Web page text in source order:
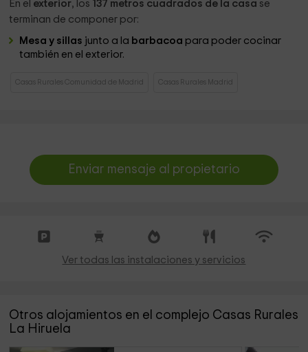
En el exterior, los 137 metros cuadrados de la casa se
terminan de componer por:
Mesa y sillas junto a la barbacoa para poder cocinar
también en el exterior.
Casas Rurales Comunidad de Madrid Casas Rurales Madrid
Enviar mensaje al propietario
Ver todas las instalaciones y servicios
Otros alojamientos en el complejo Casas Rurales
La Hiruela